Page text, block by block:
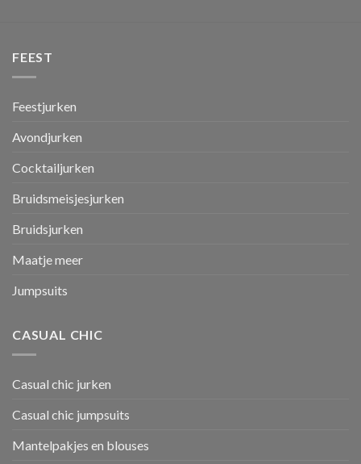
FEEST
Feestjurken
Avondjurken
Cocktailjurken
Bruidsmeisjesjurken
Bruidsjurken
Maatje meer
Jumpsuits
CASUAL CHIC
Casual chic jurken
Casual chic jumpsuits
Mantelpakjes en blouses